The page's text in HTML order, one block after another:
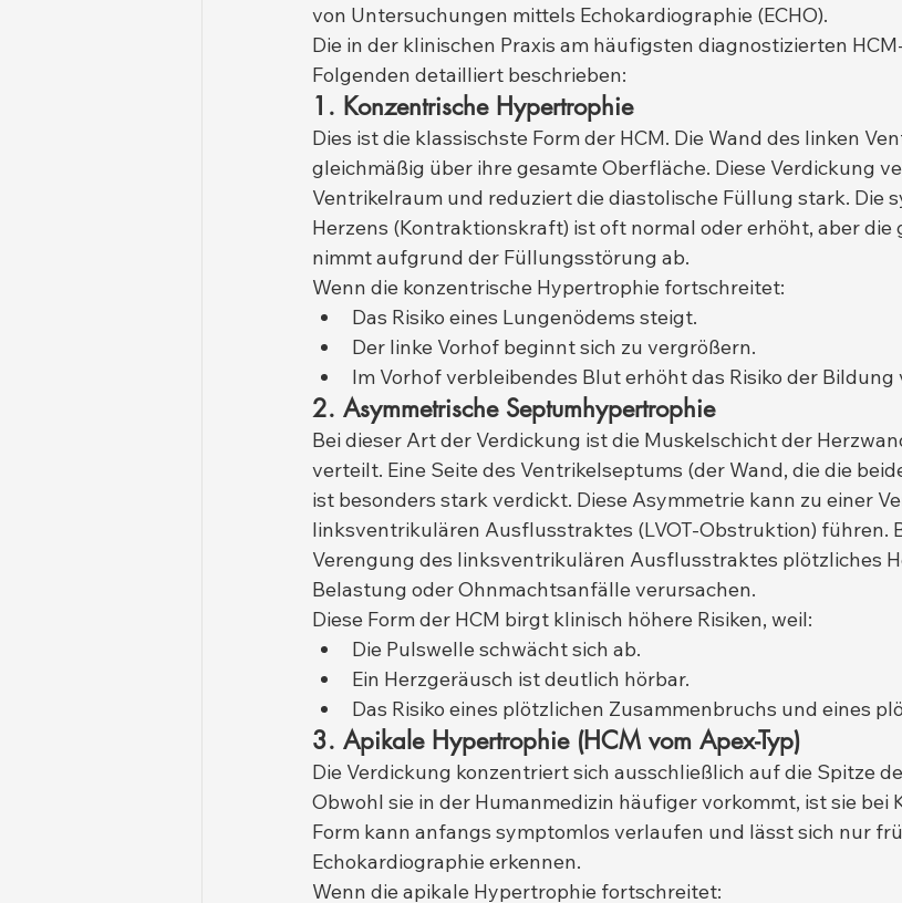
von Untersuchungen mittels Echokardiographie (ECHO).
Die in der klinischen Praxis am häufigsten diagnostizierten
Folgenden detailliert beschrieben:
1. Konzentrische Hypertrophie
Dies ist die klassischste Form der HCM. Die Wand des linken
gleichmäßig über ihre gesamte Oberfläche. Diese Verdickung
Ventrikelraum und reduziert die diastolische Füllung stark. Die
Herzens (Kontraktionskraft) ist oft normal oder erhöht, aber die
nimmt aufgrund der Füllungsstörung ab.
Wenn die konzentrische Hypertrophie fortschreitet:
Das Risiko eines Lungenödems steigt.
Der linke Vorhof beginnt sich zu vergrößern.
Im Vorhof verbleibendes Blut erhöht das Risiko der
2. Asymmetrische Septumhypertrophie
Bei dieser Art der Verdickung ist die Muskelschicht der
verteilt. Eine Seite des Ventrikelseptums (der Wand, die die
ist besonders stark verdickt. Diese Asymmetrie kann zu einer
linksventrikulären Ausflusstraktes (LVOT-Obstruktion) führen.
Verengung des linksventrikulären Ausflusstraktes plötzliches
Belastung oder Ohnmachtsanfälle verursachen.
Diese Form der HCM birgt klinisch höhere Risiken, weil:
Die Pulswelle schwächt sich ab.
Ein Herzgeräusch ist deutlich hörbar.
Das Risiko eines plötzlichen Zusammenbruchs und eines
3. Apikale Hypertrophie (HCM vom Apex-Typ)
Die Verdickung konzentriert sich ausschließlich auf die Spitze
Obwohl sie in der Humanmedizin häufiger vorkommt, ist sie bei
Form kann anfangs symptomlos verlaufen und lässt sich nur
Echokardiographie erkennen.
Wenn die apikale Hypertrophie fortschreitet: